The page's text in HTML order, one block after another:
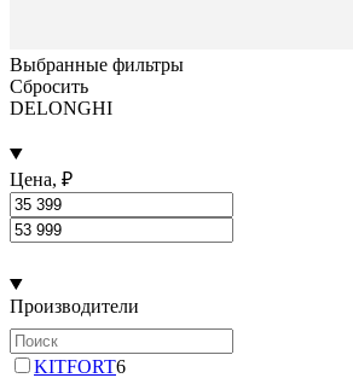
Выбранные фильтры
Сбросить
DELONGHI
Цена, ₽
Производители
KITFORT6